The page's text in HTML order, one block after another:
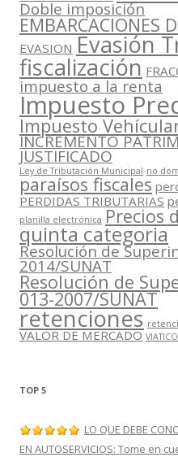
Doble imposición
EMBARCACIONES
EVASION Evasión
fiscalización
impuesto a la renta
Impuesto
Impuesto
INCREMENTO
JUSTIFICADO
Ley de Tributación Municipal no
paraísos fiscales
PERDIDAS TRIBUTARIAS
planilla electrónica Precios
quinta categoria
Resolución de
2014/SUNAT
Resolución de
013-2007/SUNAT
retenciones
VALOR DE MERCADO
TOP 5
LO QUE DEBE
EN AUTOSERVICIOS: Tome en